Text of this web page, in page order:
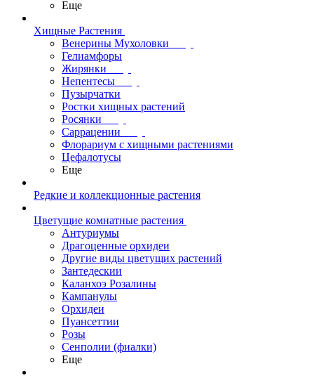
Еще
Хищные Растения
Венерины Мухоловки
Гелиамфоры
Жирянки
Непентесы
Пузырчатки
Ростки хищных растений
Росянки
Саррацении
Флорариум с хищными растениями
Цефалотусы
Еще
Редкие и коллекционные растения
Цветущие комнатные растения
Антуриумы
Драгоценные орхидеи
Другие виды цветущих растений
Зантедескии
Каланхоэ Розалины
Кампанулы
Орхидеи
Пуансеттии
Розы
Сенполии (фиалки)
Еще